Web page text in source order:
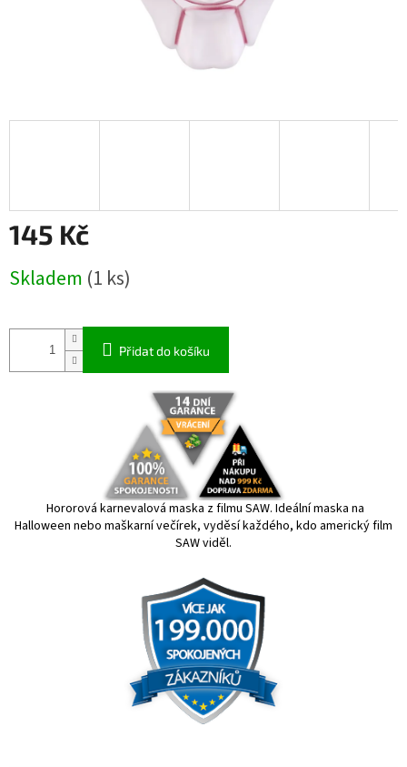
145 Kč
cena:
Skladem (1 ks)
Přidat do košíku
Hororová karnevalová maska z filmu SAW. Ideální maska na
Halloween nebo maškarní večírek, vyděsí každého, kdo americký film
SAW viděl.